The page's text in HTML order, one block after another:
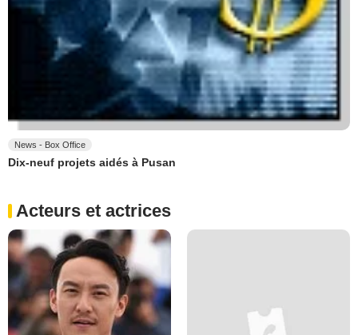
News - Box Office
Dix-neuf projets aidés à Pusan
Acteurs et actrices